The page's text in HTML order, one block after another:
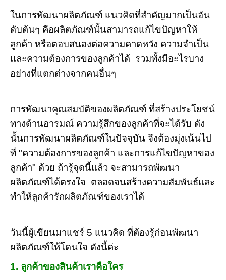
ในการพัฒนาผลิตภัณฑ์ แนวคิดที่สำคัญมากเป็นอัน
ดับต้นๆ คือผลิตภัณฑ์นั้นสามารถแก้ไขปัญหาให้
ลูกค้า หรือตอบสนองต่อความคาดหวัง ความจำเป็น
เเละความต้องการของลูกค้าได้ รวมทั้งมีอะไรบาง
อย่างที่แตกต่างจากคนอื่นๆ
การพัฒนาคุณสมบัติของผลิตภัณฑ์ ที่สร้างประโยชน์
ทางด้านอารมณ์ ความรู้สึกของลูกค้าที่จะได้รับ ดัง
นั้นการพัฒนาผลิตภัณฑ์ในปัจจุบัน จึงต้องมุ่งเน้นไป
ที่ "ความต้องการของลูกค้า และการแก้ไขปัญหาของ
ลูกค้า" ด้วย ถ้ารู้จุดนี้แล้ว จะสามารถพัฒนา
ผลิตภัณฑ์ได้ตรงใจ ตลอดจนสร้างความสัมพันธ์และ
ทำให้ลูกค้ารักผลิตภัณฑ์ของเราได้
วันนี้ผู้เขียนมาแชร์ 5 แนวคิด ที่ต้องรู้ก่อนพัฒนา
ผลิตภัณฑ์ให้โดนใจ ดังนี้ค่ะ
1. ลูกค้าของสินค้าเราคือใคร